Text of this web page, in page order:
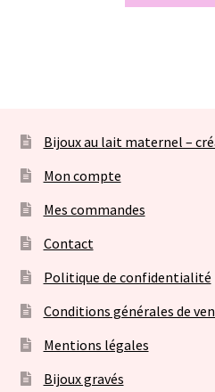
Bijoux au lait maternel –
Mon compte
Mes commandes
Contact
Politique de confidentialité
Conditions générales de
Mentions légales
Bijoux gravés